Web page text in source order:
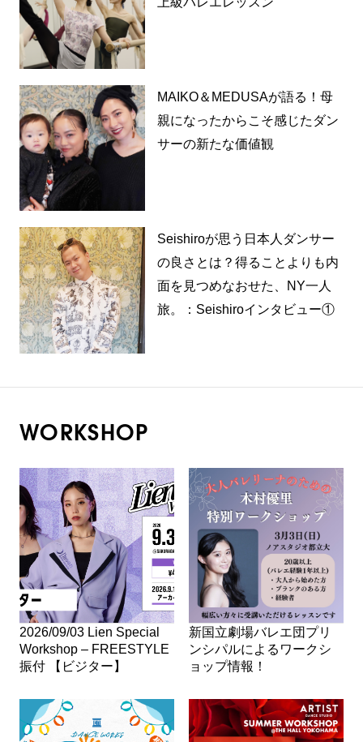
MAIKO＆MEDUSAが語る！母
親になったからこそ感じたダン
サーの新たな価値観
Seishiroが思う日本人ダンサー
の良さとは？得ることよりも内
面を見つめなおせた、NY一人
旅。：Seishiroインタビュー①
WORKSHOP
2026/09/03 Lien Special
Workshop – FREESTYLE
振付 【ビジター】
新国立劇場バレエ団プリ
ンシパルによるワークシ
ョップ情報！